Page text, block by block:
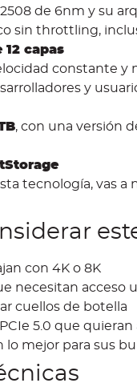
de 6nm y su
sin throttling,
12 capas
constante y
y
, con una versión
tecnología, vas
con 4K o 8K
necesitan acceso
cuellos de botella
5.0 que
lo mejor para sus